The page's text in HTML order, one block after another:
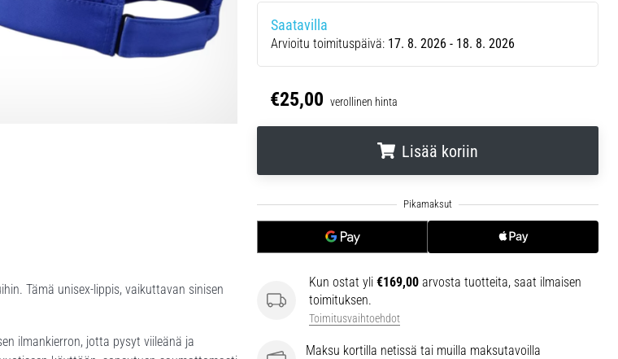
Saatavilla
Arvioitu toimituspäivä: 17. 8. 2026 - 18. 8. 2026
€25,00 verollinen hinta
Lisää koriin
Kun ostat yli €169,00 arvosta tuotteita, saat ilmaisen
toimituksen.
Toimitusvaihtoehdot
Maksu kortilla netissä tai muilla maksutavoilla
Tämä unisex-lippis, vaikuttavan sinisen
ilmankierron, jotta pysyt viileänä ja